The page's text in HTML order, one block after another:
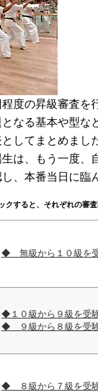
度の昇級審査を
なる基本や型な
してまとめまし
は、もう一度、
、本番当日に臨
すると、それぞれの審査
◆ 無級から１０級を
◆１０級から９級を受
◆ ９級から８級を受
◆ ８級から７級を受